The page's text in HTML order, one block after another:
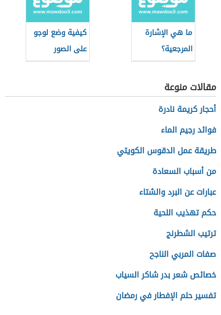
ما هي الإشارة
المرجعية؟
كيفية وضع لوجو
على الصور
مقالات منوعة
أحجار كريمة نادرة
فوائد رجيم الماء
طريقة عمل الدقوس الكويتي
من أسباب السعادة
عبارات عن البرد والشتاء
حكم تهذيب اللحية
ترتيب الشطرنج
صفات المربي الناجح
خصائص شعر بدر شاكر السياب
تفسير حلم الإفطار في رمضان